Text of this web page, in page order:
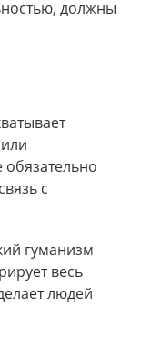
должны
обязательно
с
гуманизм
весь
людей